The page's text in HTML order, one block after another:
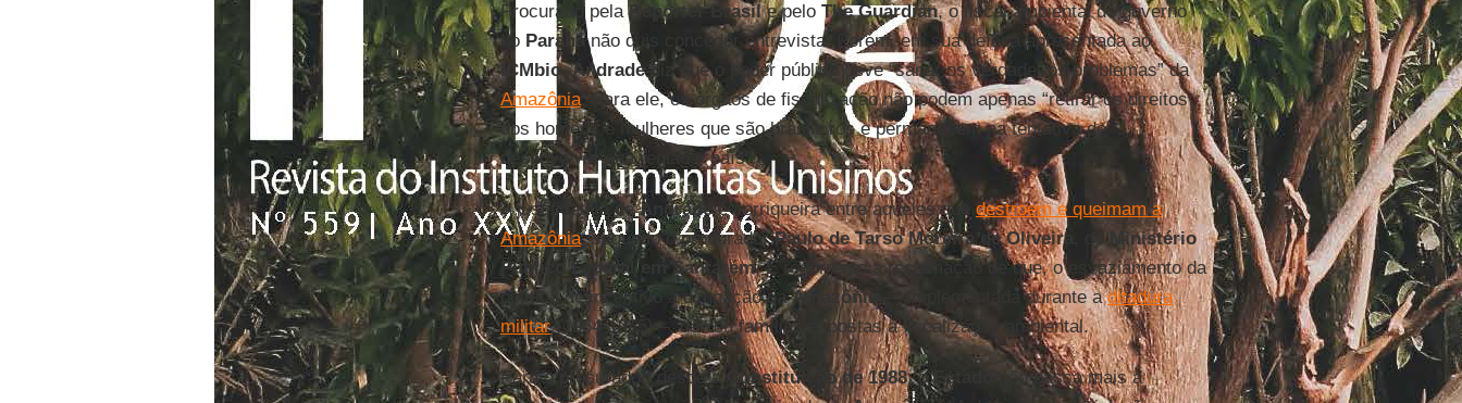
Procurado pelaRepórter Brasile pelo The Guardian, o fiscal ambiental do governo
do Paranánão quis conceder entrevista. Porém, em sua defesa apresentada ao
ICMbio,Andradediz que o poder público deve “sanar os verdadeiros problemas” da
Amazônia. Para ele, os órgãos de fiscalização não podem apenas “retirar os direitos
dos homens e mulheres que são brasileiros e permanecem na tentativa de
desenvolver sua região e país”.
A justificativa deAndradeé corriqueira entre aqueles que destroem e queimam a
Amazônia, segundo o procuradorPaulo de Tarso Moreira de Oliveira , do Ministério
Público Federal em Santarém. É recorrente a reclamação de que, o esvaziamento da
política de incentivo à ocupação daAmazônia — implementada durante aditadura
militar(1964-1985) –, deixou famílias expostas à fiscalização ambiental.
Para o procurador, desde a Constituição de 1988, oEstado
não passa mais a